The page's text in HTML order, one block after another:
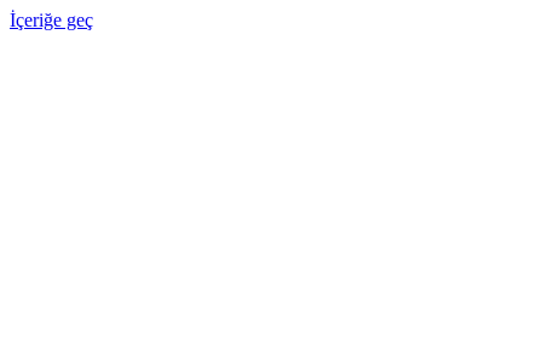
İçeriğe geç